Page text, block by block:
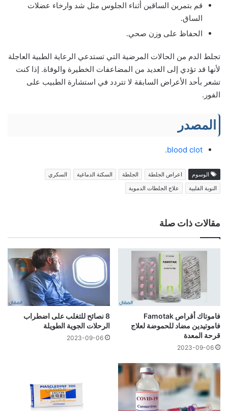
قم بتمرين الساقين أثناء الجلوس مثل شد وارخاء عضلات
الساق.
الحفاظ على وزن صحي.
تجلط الدم من الحالات المرضية التي تستدعي الرعاية الطبية العاجلة
لأنها قد تؤدي إلى العديد من المضاعفات الخطيرة والوفاة. إذا كنت
تشعر بأحد الأعراض السابقة لا تتردد في استشارة الطبيب على
الفور.
المصدر
blood clot.
الوسوم اعراض الجلطة الجلطة السكتة الدماغية
السكري
النوبة القلبية
علاج الجلطات الدموية
مقالات ذات صلة
فاموتاك أقراص Famotak
فاموتيدين مضاد للحموضة لعلاج
قرحة المعدة
2023-09-06
8 نصائح للتغلب على اضطراب
الرحلات الجوية الطويلة
2023-09-06